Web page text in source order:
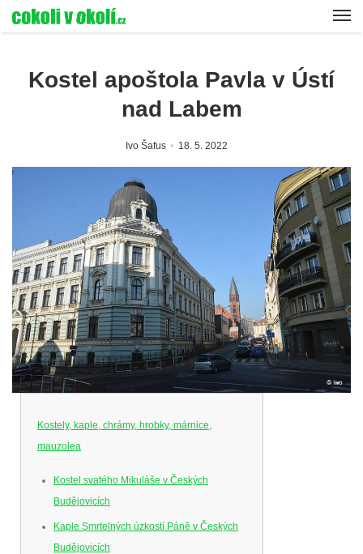
Kostel apoštola Pavla v Ústí
nad Labem
Ivo Šafus 18. 5. 2022
Kostely, kaple, chrámy, hrobky, márnice,
mauzolea
Kostel svatého Mikuláše v Českých
Budějovicích
Kaple Smrtelných úzkostí Páně v Českých
Budějovicích